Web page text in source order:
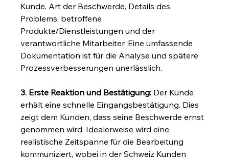
Kunde, Art der Beschwerde, Details des
Problems, betroffene
Produkte/Dienstleistungen und der
verantwortliche Mitarbeiter. Eine umfassende
Dokumentation ist für die Analyse und spätere
Prozessverbesserungen unerlässlich.
3. Erste Reaktion und Bestätigung: Der Kunde
erhält eine schnelle Eingangsbestätigung. Dies
zeigt dem Kunden, dass seine Beschwerde ernst
genommen wird. Idealerweise wird eine
realistische Zeitspanne für die Bearbeitung
kommuniziert, wobei in der Schweiz Kunden